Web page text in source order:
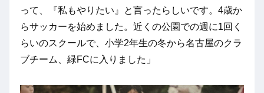
って、『私もやりたい』と言ったらしいです。4歳か
らサッカーを始めました。近くの公園での週に1回く
らいのスクールで、小学2年生の冬から名古屋のクラ
ブチーム、緑FCに入りました」